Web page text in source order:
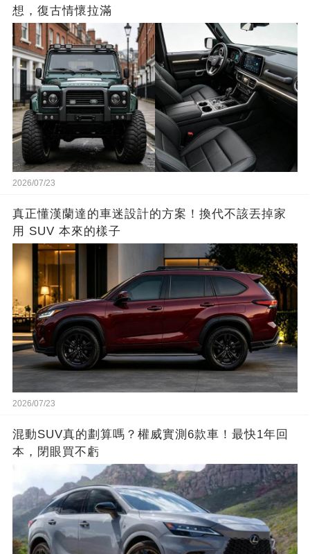
想，復古情懷拉滿
2026/07/23
真正懂漢蘭達的車迷設計的方案！換代不該丟掉家
用 SUV 本來的樣子
2026/07/23
混動SUV真的劃算嗎？權威實測6款車！最快1年回
本，閉眼買不虧